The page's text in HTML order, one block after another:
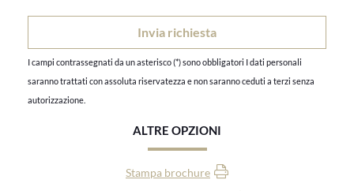
I campi contrassegnati da un asterisco (*) sono obbligatori I dati personali
saranno trattati con assoluta riservatezza e non saranno ceduti a terzi senza
autorizzazione.
ALTRE OPZIONI
Stampa brochure